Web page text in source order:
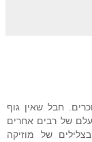
חבל שאין גוף
של רבים אחרים
של מוזיקה